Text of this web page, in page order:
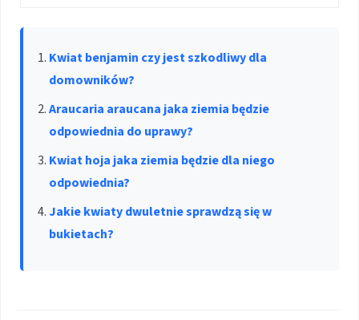
Kwiat benjamin czy jest szkodliwy dla
domowników?
Araucaria araucana jaka ziemia będzie
odpowiednia do uprawy?
Kwiat hoja jaka ziemia będzie dla niego
odpowiednia?
Jakie kwiaty dwuletnie sprawdzą się w
bukietach?